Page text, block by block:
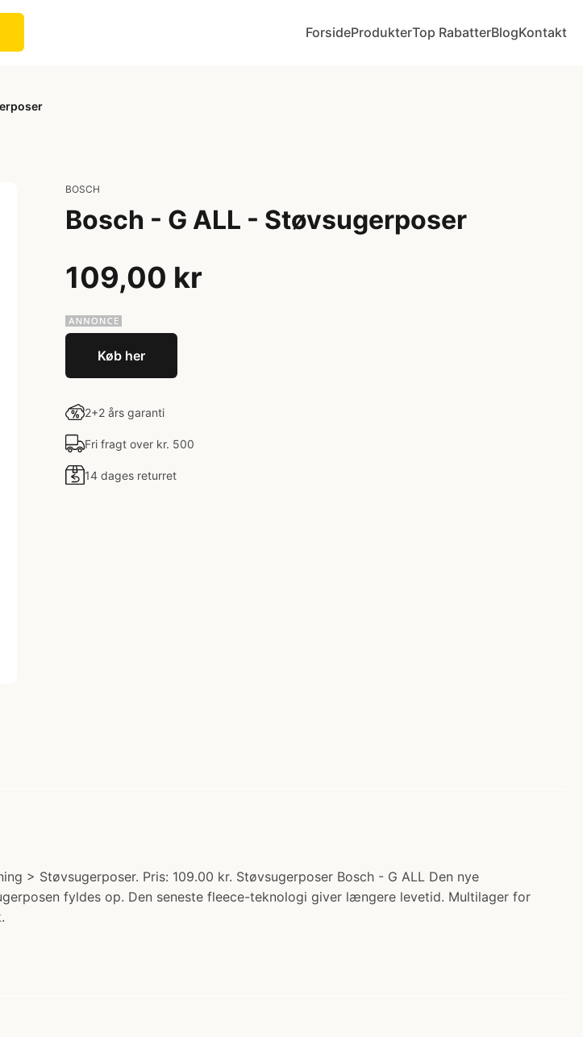
ForsideProdukterTop RabatterBlogKontakt
BOSCH
Bosch - G ALL - Støvsugerposer
109,00 kr
Køb her
2+2 års garanti
Fri fragt over kr. 500
14 dages returret
> Støvsugerposer. Pris: 109.00 kr. Støvsugerposer Bosch - G ALL Den nye
fyldes op. Den seneste fleece-teknologi giver længere levetid. Multilager for